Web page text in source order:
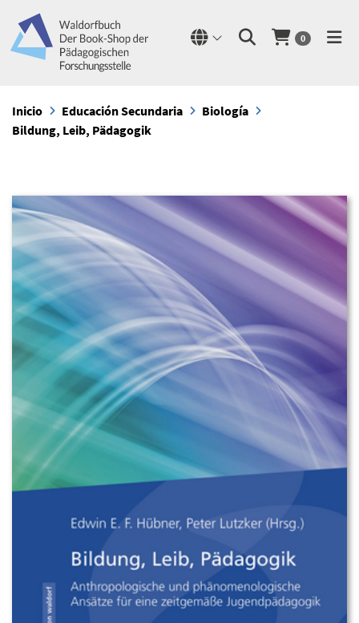
0
Inicio Educación Secundaria
Biología
Bildung, Leib, Pädagogik